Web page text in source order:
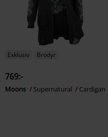
Exklusiv Brodyr
769:-
Moons Supernatural Cardigan